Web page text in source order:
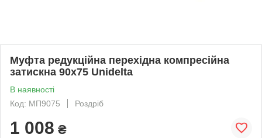
Муфта редукційна перехідна компресійна
затискна 90x75 Unidelta
В наявності
Код: МП9075
Роздріб
1 008 ₴